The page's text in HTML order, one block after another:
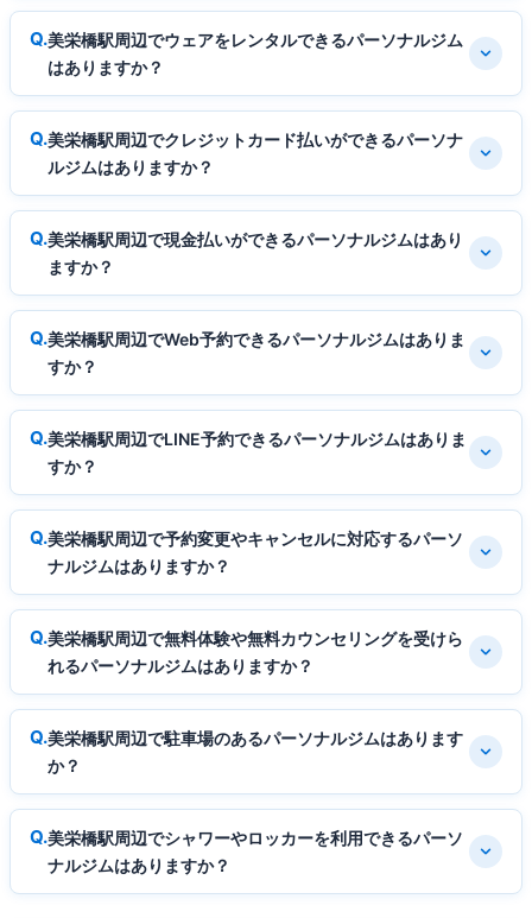
美栄橋駅周辺でウェアをレンタルできるパーソナルジム
はありますか？
美栄橋駅周辺でクレジットカード払いができるパーソナ
ルジムはありますか？
美栄橋駅周辺で現金払いができるパーソナルジムはあり
ますか？
美栄橋駅周辺でWeb予約できるパーソナルジムはありま
すか？
美栄橋駅周辺でLINE予約できるパーソナルジムはありま
すか？
美栄橋駅周辺で予約変更やキャンセルに対応するパーソ
ナルジムはありますか？
美栄橋駅周辺で無料体験や無料カウンセリングを受けら
れるパーソナルジムはありますか？
美栄橋駅周辺で駐車場のあるパーソナルジムはあります
か？
美栄橋駅周辺でシャワーやロッカーを利用できるパーソ
ナルジムはありますか？